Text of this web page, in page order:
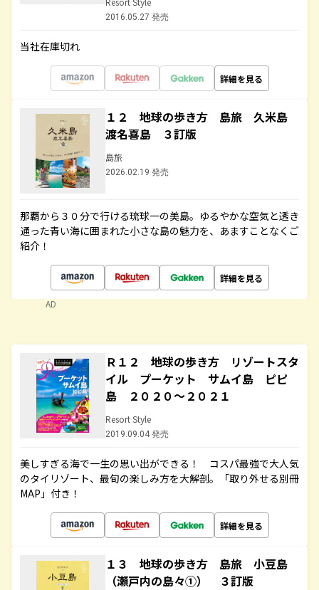
2016.05.27 発売
当社在庫切れ
詳細を見る
１２ 地球の歩き方 島旅 久米島
渡名喜島 ３訂版
島旅
2026.02.19 発売
那覇から３０分で行ける琉球一の美島。ゆるやかな空気と透き
通った青い海に囲まれた小さな島の魅力を、あますことなくご
紹介！
詳細を見る
AD
Ｒ１２ 地球の歩き方 リゾートスタ
イル プーケット サムイ島 ピピ
島 ２０２０～２０２１
Resort Style
2019.09.04 発売
美しすぎる海で一生の思い出ができる！ コスパ最強で大人気
のタイリゾート、最旬の楽しみ方を大解剖。「取り外せる別冊
MAP」付き！
詳細を見る
１３ 地球の歩き方 島旅 小豆島
（瀬戸内の島々①） ３訂版